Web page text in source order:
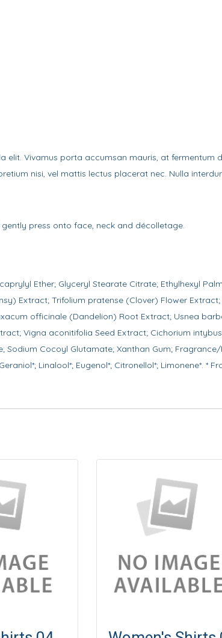
elit. Vivamus porta accumsan mauris, at
nisi, vel mattis lectus placerat nec. Nulla
press onto face, neck and décolletage.
Ether; Glyceryl Stearate Citrate; Ethylhexyl
Extract; Trifolium pratense (Clover) Flower
officinale (Dandelion) Root Extract; Usnea
Vigna aconitifolia Seed Extract; Cichorium
Cocoyl Glutamate; Xanthan Gum;
Linalool*; Eugenol*; Citronellol*; Limonene*. *